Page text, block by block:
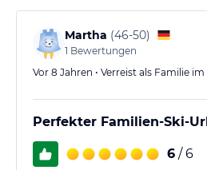
Martha (46-50)
1 Bewertungen
Vor 8 Jahren • Verreist als Familie im
Perfekter Familien-Ski-
6 / 6